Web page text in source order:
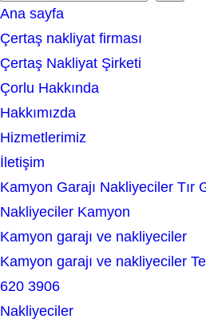
e
a
r
c
h
Ana sayfa
Çertaş nakliyat firması
Çertaş Nakliyat Şirketi
Çorlu Hakkında
Hakkımızda
Hizmetlerimiz
İletişim
Kamyon Garajı Nakliyeciler Tır
Nakliyeciler Kamyon
Kamyon garajı ve nakliyeciler
Kamyon garajı ve nakliyeciler
620 3906
Nakliyeciler